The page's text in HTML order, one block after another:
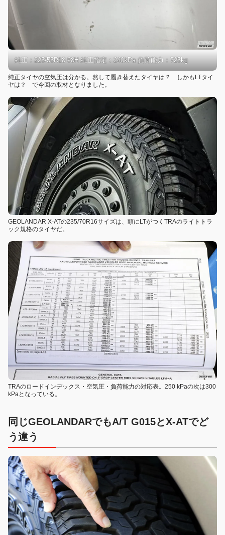
純正：225/55R18 98H 純正指定：240kPa 負荷能力：725kg
純正タイヤの空気圧は分かる。然して履き替えたタイヤは？ しかもLTタイ
ヤは？ で今回の取材となりました。
GEOLANDAR X-ATの235/70R16サイズは、頭にLTがつくTRAのライトトラ
ック規格のタイヤだ。
TRAのロードインデックス・空気圧・負荷能力の対応表。250 kPaの次は300
kPaとなっている。
同じGEOLANDARでもA/T G015とX-ATでど
う違う